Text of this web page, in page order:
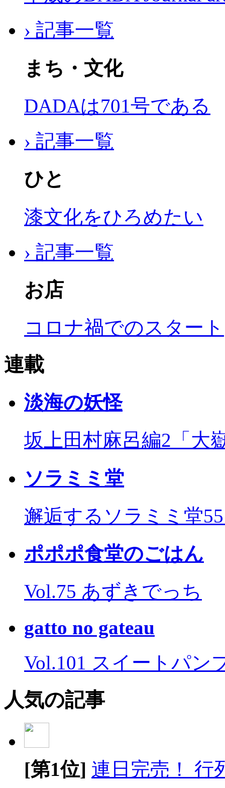
› 記事一覧
まち・文化
DADAは701号である
› 記事一覧
ひと
漆文化をひろめたい
› 記事一覧
お店
コロナ禍でのスタート
連載
淡海の妖怪
坂上田村麻呂編2「大
ソラミミ堂
邂逅するソラミミ堂
ポポポ食堂のごはん
Vol.75 あずきでっち
gatto no gateau
Vol.101 スイートパン
人気の記事
[第1位] 連日完売！ 行